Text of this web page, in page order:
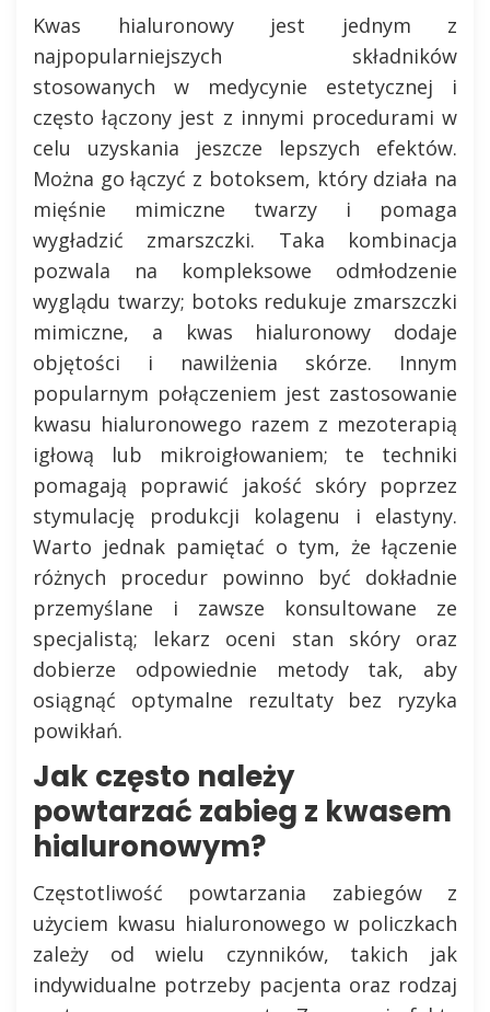
Kwas hialuronowy jest jednym z
najpopularniejszych składników
stosowanych w medycynie estetycznej i
często łączony jest z innymi procedurami w
celu uzyskania jeszcze lepszych efektów.
Można go łączyć z botoksem, który działa na
mięśnie mimiczne twarzy i pomaga
wygładzić zmarszczki. Taka kombinacja
pozwala na kompleksowe odmłodzenie
wyglądu twarzy; botoks redukuje zmarszczki
mimiczne, a kwas hialuronowy dodaje
objętości i nawilżenia skórze. Innym
popularnym połączeniem jest zastosowanie
kwasu hialuronowego razem z mezoterapią
igłową lub mikroigłowaniem; te techniki
pomagają poprawić jakość skóry poprzez
stymulację produkcji kolagenu i elastyny.
Warto jednak pamiętać o tym, że łączenie
różnych procedur powinno być dokładnie
przemyślane i zawsze konsultowane ze
specjalistą; lekarz oceni stan skóry oraz
dobierze odpowiednie metody tak, aby
osiągnąć optymalne rezultaty bez ryzyka
powikłań.
Jak często należy
powtarzać zabieg z kwasem
hialuronowym?
Częstotliwość powtarzania zabiegów z
użyciem kwasu hialuronowego w policzkach
zależy od wielu czynników, takich jak
indywidualne potrzeby pacjenta oraz rodzaj